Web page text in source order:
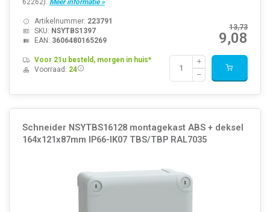
13,73
9,08
Artikelnummer: 223791
SKU: NSYTBS1397
EAN: 3606480165269
Voor 21u besteld, morgen in huis*
Voorraad: 24
Schneider NSYTBS16128 montagekast ABS + deksel
164x121x87mm IP66-IK07 TBS/TBP RAL7035